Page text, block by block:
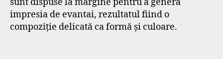
impresia de evantai, rezultatul fiind o
compoziție delicată ca formă și culoare.